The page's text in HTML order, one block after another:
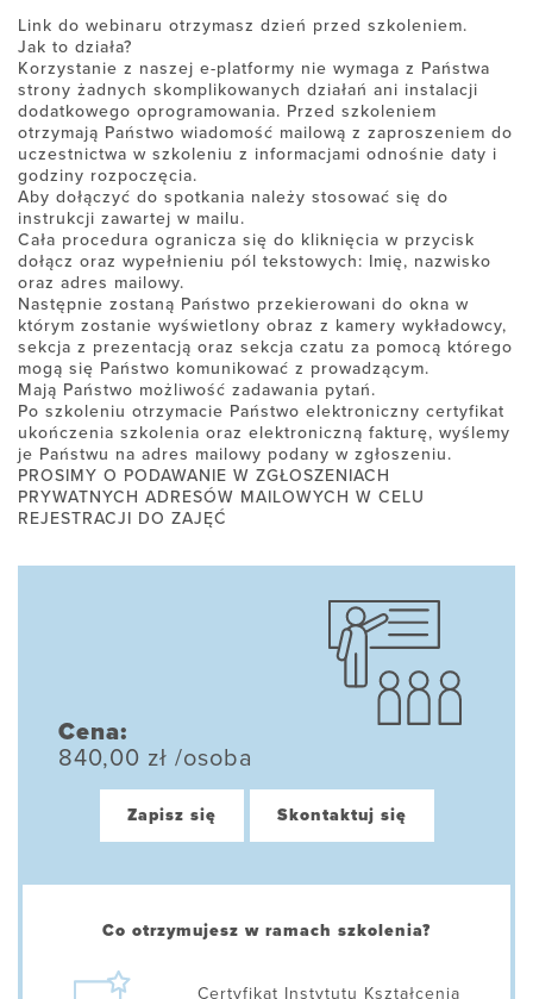
Link do webinaru otrzymasz dzień przed szkoleniem.
Jak to działa?
Korzystanie z naszej e-platformy nie wymaga z Państwa
strony żadnych skomplikowanych działań ani instalacji
dodatkowego oprogramowania. Przed szkoleniem
otrzymają Państwo wiadomość mailową z zaproszeniem do
uczestnictwa w szkoleniu z informacjami odnośnie daty i
godziny rozpoczęcia.
Aby dołączyć do spotkania należy stosować się do
instrukcji zawartej w mailu.
Cała procedura ogranicza się do kliknięcia w przycisk
dołącz oraz wypełnieniu pól tekstowych: Imię, nazwisko
oraz adres mailowy.
Następnie zostaną Państwo przekierowani do okna w
którym zostanie wyświetlony obraz z kamery wykładowcy,
sekcja z prezentacją oraz sekcja czatu za pomocą którego
mogą się Państwo komunikować z prowadzącym.
Mają Państwo możliwość zadawania pytań.
Po szkoleniu otrzymacie Państwo elektroniczny certyfikat
ukończenia szkolenia oraz elektroniczną fakturę, wyślemy
je Państwu na adres mailowy podany w zgłoszeniu.
PROSIMY O PODAWANIE W ZGŁOSZENIACH
PRYWATNYCH ADRESÓW MAILOWYCH W CELU
REJESTRACJI DO ZAJĘĆ
Cena:
840,00 zł /osoba
Zapisz się Skontaktuj się
Co otrzymujesz w ramach szkolenia?
Certyfikat Instytutu Kształcenia